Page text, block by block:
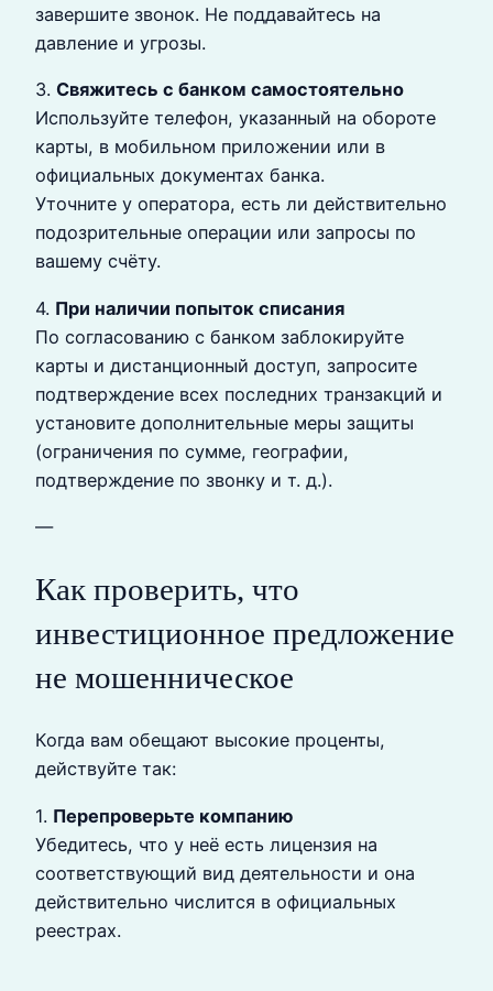
завершите звонок. Не поддавайтесь на
давление и угрозы.
3. Свяжитесь с банком самостоятельно
Используйте телефон, указанный на обороте
карты, в мобильном приложении или в
официальных документах банка.
Уточните у оператора, есть ли действительно
подозрительные операции или запросы по
вашему счёту.
4. При наличии попыток списания
По согласованию с банком заблокируйте
карты и дистанционный доступ, запросите
подтверждение всех последних транзакций и
установите дополнительные меры защиты
(ограничения по сумме, географии,
подтверждение по звонку и т. д.).
—
Как проверить, что
инвестиционное предложение
не мошенническое
Когда вам обещают высокие проценты,
действуйте так:
1. Перепроверьте компанию
Убедитесь, что у неё есть лицензия на
соответствующий вид деятельности и она
действительно числится в официальных
реестрах.